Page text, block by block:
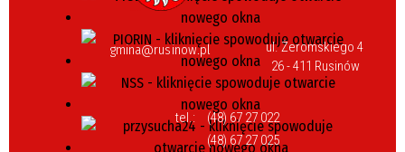
gmina@rusinow.pl
ul. Żeromskiego 4
26 - 411 Rusinów
tel.:
(48) 67 27 022
(48) 67 27 025